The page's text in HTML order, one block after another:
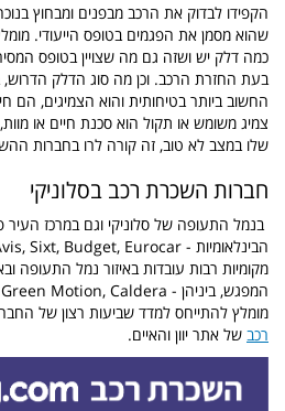
הקפידו לבדוק את הרכב מבפנים ומבחוץ
שהוא מסמן את הפגמים בטופס הייעודי.
כמה דלק יש ושזה גם מה שצויין בטופס
בעת החזרת הרכב. וכן מה סוג הדלק הדרוש,
החשוב ביותר בטיחותית והוא הצמיגים, הם
צמיג משומש או תקול הוא סכנת חיים או
שלו במצב לא טוב, זה קורה לרו בחברות
חברות השכרת רכב בסלוניקי
בנמל התעופה של סלוניקי וגם במרכז
מקומיות רבות עובדות באיזור נמל התעופה
המפגש, ביניהן - Thrifty, Unioncar, Green Motion, Caldera ונוספות.
מומלץ להתייחס למדד שביעות רצון של
רכב של אתר יוון והאיים.